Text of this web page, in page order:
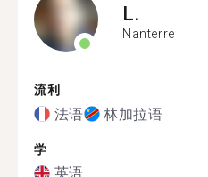
L.
Nanterre
流利
法语 林加拉语
学
英语